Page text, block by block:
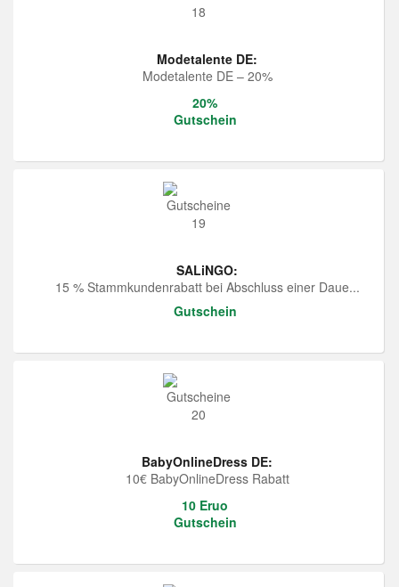
Modetalente DE:
Modetalente DE – 20%
20%
Gutschein
SALiNGO:
15 % Stammkundenrabatt bei Abschluss einer Daue...
Gutschein
BabyOnlineDress DE:
10€ BabyOnlineDress Rabatt
10 Eruo
Gutschein